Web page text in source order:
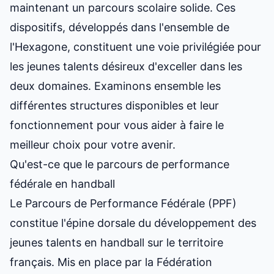
maintenant un parcours scolaire solide. Ces
dispositifs, développés dans l'ensemble de
l'Hexagone, constituent une voie privilégiée pour
les jeunes talents désireux d'exceller dans les
deux domaines. Examinons ensemble les
différentes structures disponibles et leur
fonctionnement pour vous aider à faire le
meilleur choix pour votre avenir.
Qu'est-ce que le parcours de performance
fédérale en handball
Le Parcours de Performance Fédérale (PPF)
constitue l'épine dorsale du développement des
jeunes talents en handball sur le territoire
français. Mis en place par la Fédération